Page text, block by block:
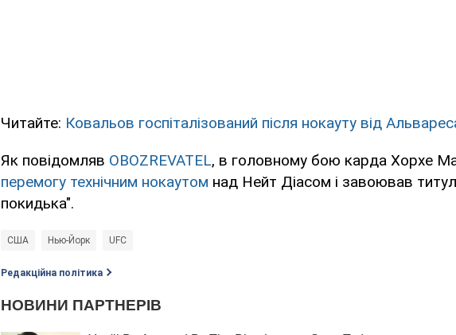
Читайте: Ковальов госпіталізований після нокауту від
Як повідомляв OBOZREVATEL, в головному бою карда Хорхе
перемогу технічним нокаутом над Нейт Діасом і завоював
покидька".
США Нью-Йорк UFC
Редакційна політика